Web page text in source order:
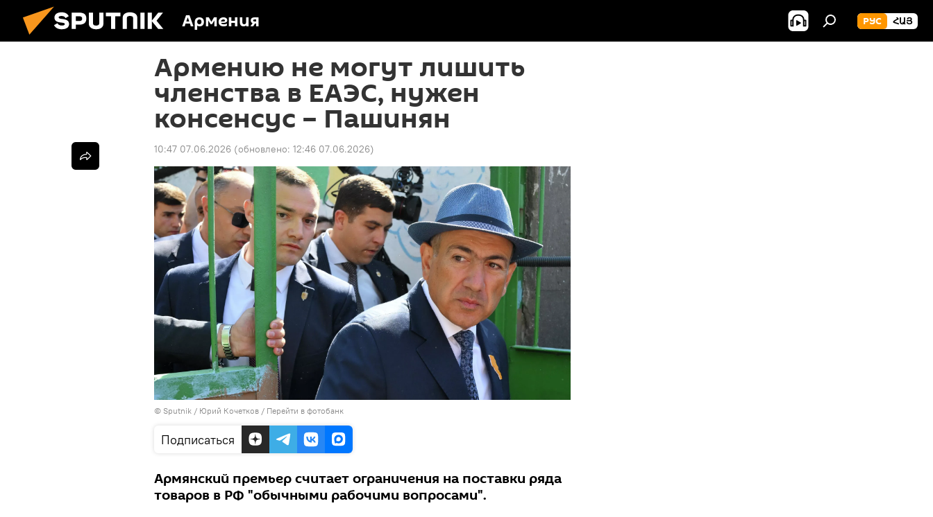
Армения РУС ՀԱՅ
Армению не могут лишить
членства в ЕАЭС, нужен
консенсус – Пашинян
10:47 07.06.2026 (обновлено: 12:46 07.06.2026)
© Sputnik / Юрий Кочетков / Перейти в фотобанк
Подписаться
Армянский премьер считает ограничения на поставки ряда
товаров в РФ "обычными рабочими вопросами".